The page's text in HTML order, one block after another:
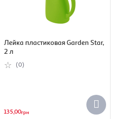
Лейка пластиковая Garden Star,
2 л
(0)
135,00грн